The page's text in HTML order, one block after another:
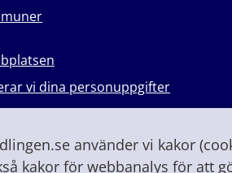
använder vi kakor
kakor för webbanalys för att
vi dina personuppgifter
med våld i en nära relation?
beredskap och krig